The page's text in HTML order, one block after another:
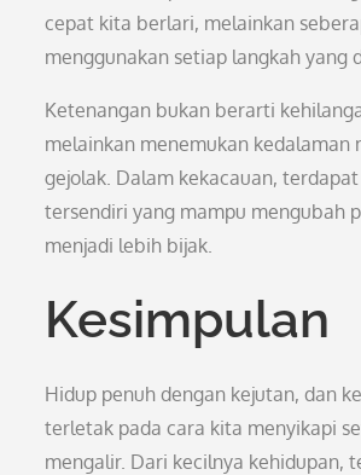
cepat kita berlari, melainkan
menggunakan setiap langkah yang
Ketenangan bukan berarti
melainkan menemukan kedalaman
gejolak. Dalam kekacauan,
tersendiri yang mampu mengubah
menjadi lebih bijak.
Kesimpulan
Hidup penuh dengan kejutan, dan
terletak pada cara kita menyikapi
mengalir. Dari kecilnya kehidupan,